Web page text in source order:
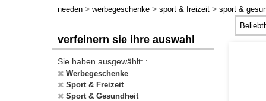
needen > werbegeschenke > sport & freizeit > sport &
verfeinern sie ihre auswahl
Sie haben ausgewählt: :
Werbegeschenke
Sport & Freizeit
Sport & Gesundheit